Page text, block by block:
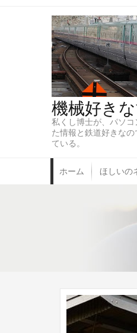
機械好き
私くし博士が、パソ
た情報と鉄道好きな
ている。
ホーム ほしいの